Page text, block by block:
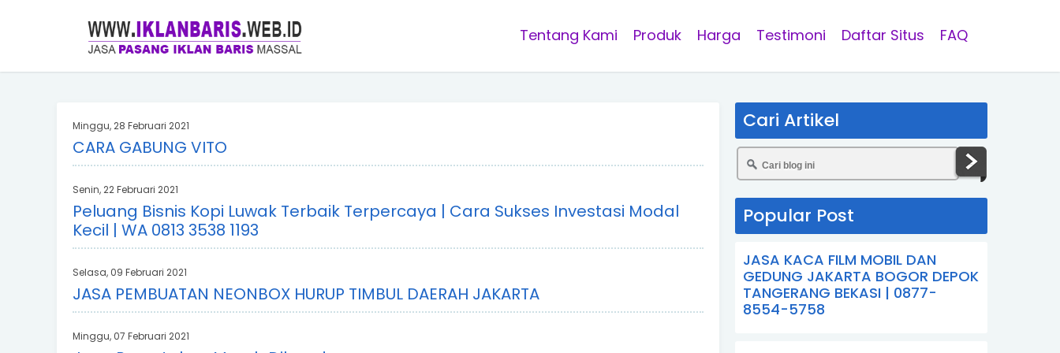
Tentang Kami Produk Harga Testimoni Daftar Situs FAQ
Minggu, 28 Februari 2021
CARA GABUNG VITO
Senin, 22 Februari 2021
Peluang Bisnis Kopi Luwak Terbaik Terpercaya | Cara Sukses Investasi Modal
Kecil | WA 0813 3538 1193
Selasa, 09 Februari 2021
JASA PEMBUATAN NEONBOX HURUP TIMBUL DAERAH JAKARTA
Minggu, 07 Februari 2021
Cari Artikel
Popular Post
JASA KACA FILM MOBIL DAN
GEDUNG JAKARTA BOGOR DEPOK
TANGERANG BEKASI | 0877-
8554-5758